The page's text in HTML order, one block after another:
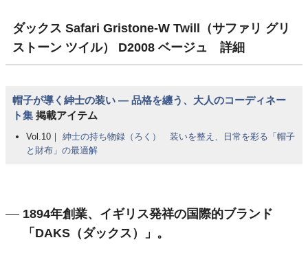
ダックス Safari Gristone-W Twill（サファリ グリ
ストーン ツイル） D2008 ベージュ 詳細
帽子が導く紳士の装い ― 品格を纏う、大人のコーディネー
ト集 掲載アイテム
Vol.10｜ 紳士の持ち物録（ろく） 装いを整え、日常を彩る「帽子
と財布」の最適解
1894年創業、イギリス発祥の国際的ブランド
「DAKS（ダックス）」。